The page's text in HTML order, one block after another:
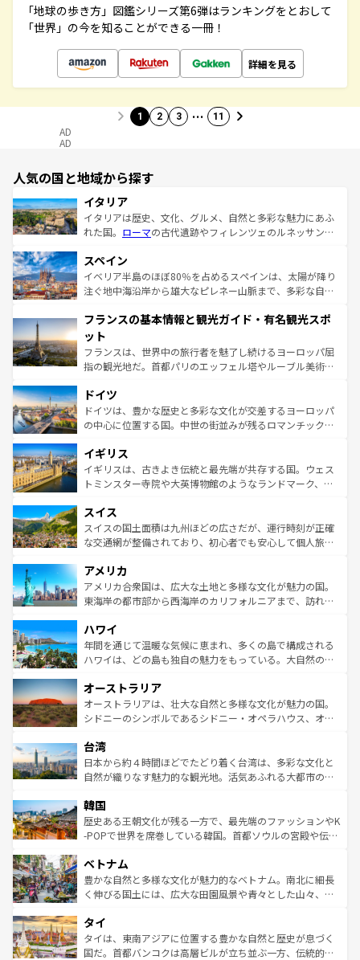
「地球の歩き方」図鑑シリーズ第6弾はランキングをとおして
「世界」の今を知ることができる一冊！
詳細を見る
1 2 3 … 11
AD
AD
人気の国と地域から探す
イタリア
イタリアは歴史、文化、グルメ、自然と多彩な魅力にあふ
れた国。 ローマの古代遺跡やフィレンツェのルネッサンス
ろん、トスカーナの美しい田園風景やアマルフィ海岸の絶
景など、自然景観も見逃せない。観光の合間には、本場の
ピザやパスタなど、絶品のイタリア料理を堪能することも
ませてくれるイタリアで、忘れられない旅をしてみよう！
なお、新着のイタリア情報は
しい。
スペイン
イベリア半島のほぼ80％を占めるスペインは、太陽が降り
注ぐ地中海沿岸から雄大なピレネー山脈まで、多彩な自然
文化が根付くこの国では、情熱的なフラメンコ、熱気あふ
れる闘牛、そして美味しいタパスが生活の一部となってい
る。首都マドリードの洗練された雰囲気や、バルセロナの
アートに溢れた街角から、地方では古代ローマ遺跡や中世
せる。地方によって風土や気候が異なるスペインはその個
性で訪れる人を魅了する。 なお、新着のスペイン情報は コ
ンテンツ一覧を参照してほしい。
フランスの基本情報と観光ガイド・有名観光スポ
ット
フランスは、世界中の旅行者を魅了し続けるヨーロッパ屈
指の観光地だ。首都パリのエッフェル塔やルーブル美術館
で、幅広い魅力が詰まっている。華麗な宮殿、歴史的な大
聖堂、美しいビーチ、そして豊かな自然が、訪れる者を心
から魅了する。また、フランスは美食の国としても知ら
いる。シャンパンの発祥地であるランス、プロヴァンスの
香り高いラベンダー畑など、多彩な楽しみ方が可能だ。さ
らに、パリ以外の地域にも魅力が溢れており、どの街角に
れる地方に足を運ぶとそれぞれで全く異なる文化を体験で
きるだろう。 なお、新着のフランス情報はコンテンツ一覧
を参照してほしい。
ドイツ
ドイツは、豊かな歴史と多彩な文化が交差するヨーロッパ
の中心に位置する国。中世の街並みが残るロマンチック街
顔を持つこの国は、どこを歩いても飽きることがない。ベ
ルリンの文化的活気、バイエルン州のアルプスの絶景、そ
してライン川沿いのワイン畑といった風景は必見。ビール
は、お酒好きな人にはぜひ体験してほしい。 なお、新着の
ドイツ情報はコンテンツ一覧を参照してほしい。
イギリス
イギリスは、古きよき伝統と最先端が共存する国。ウェス
トミンスター寺院や大英博物館のようなランドマーク、歴
リアごとに異なる魅力がある。また、優雅なアフタヌーン
ティー、ビール好きにはたまらない英国パブ、サッカー観
戦など、本場だからこそできる体験も豊富。イギリスを旅
ンツ一覧を参照してほしい。
スイス
スイスの国土面積は九州ほどの広さだが、運行時刻が正確
な交通網が整備されており、初心者でも安心して個人旅行
の建物がそのまま残る町や、スイスならではのユニークな
博物館もあり、アルプス観光だけでなく町歩きも満喫する
ことができる。国民の所得が高いため物価も高いが、旅行
ば市内交通費無料で観光を楽しむこともできる。 なお、新
着のスイス情報はコンテンツ一覧 を参照してほしい。
アメリカ
アメリカ合衆国は、広大な土地と多様な文化が魅力の国。
東海岸の都市部から西海岸のカリフォルニアまで、訪れる
のような巨大都市は、観光、ショッピング、エンターテイ
ンメントが詰まった刺激的なスポットだ。一方、アメリカ
西部には大自然が広がり、グランドキャニオンやイエロー
部のニューオーリンズでは、音楽と美食が融合した独特の
文化が魅力。旅行者はアメリカの各地域で異なる魅力を楽
しみながら、その多様性と豊かな歴史を感じることができ
ならではの贅沢な旅のスタイルだ。 なお、新着のアメリカ
情報はコンテンツ一覧を参照してほしい。
ハワイ
年間を通じて温暖な気候に恵まれ、多くの島で構成される
ハワイは、どの島も独自の魅力をもっている。大自然の神
ワイ島は見逃せない。また、定番の観光地といえばオアフ
島だが、静かな自然を求めるならマウイ島やカウアイ島が
おすすめ。エメラルドグリーンに輝く海をはじめ、豊かな
れるおもてなしの心で訪れる人々を迎えてくれるハワイの
人々、おいしいローカルフードやハワイアンミュージッ
ク、伝統的なフラダンスなど、すべてがハワイの魅力を彩
ワイを、存分に味わってほしい。 なお、新着のハワイ情報
はコンテンツ一覧を参照してほしい。
オーストラリア
オーストラリアは、壮大な自然と多様な文化が魅力の国。
シドニーのシンボルであるシドニー・オペラハウス、オー
リアリーフや大陸中央部にそびえるウルル（エアーズロッ
ク）、タスマニアの美しい原生林やケアンズの熱帯雨林な
ど、見どころがたくさん。また、カフェやワイン、オージ
いる。アクティビティも充実しており、サーフィンやダイ
ビング、ハイキングなど、アウトドア好きにはたまらな
い。オーストラリアの多彩な魅力を存分に味わいつくそ
参照してほしい。
台湾
日本から約４時間ほどでたどり着く台湾は、多彩な文化と
自然が織りなす魅力的な観光地。活気あふれる大都市の台
ン）、静ひつな山岳地帯である台湾東部など、都市の喧騒
と山間の静けさが共存しており、訪れる人に新しい発見と
驚きをもたらしてくれる。また、奥深い台湾の食文化も魅
容にもいいと評判のスイーツなど、バラエティ豊かな料理
が味わえる。 なお、新着の台湾情報は コンテンツ一覧を参
照してほしい。
韓国
歴史ある王朝文化が残る一方で、最先端のファッションやK
-POPで世界を席巻している韓国。首都ソウルの宮殿や伝統
き、地方に足を延ばせば四季折々の自然美を楽しむことが
できる。そして、キムチや焼肉、絶品のストリートフード
まで、さまざまな韓国料理が待っている。夜には、韓国な
リティに包まれながら、韓国の多彩な魅力を心ゆくまで味
わってみてほしい。 なお、新着の韓国情報はコンテンツ一
覧を参照してほしい。
ベトナム
豊かな自然と多様な文化が魅力的なベトナム。南北に細長
く伸びる国土には、広大な田園風景や青々とした山々、世
急速な発展と共に伝統が息づく。ハノイの古い町並みやホ
ーチミン市のフランス統治時代の建物も、独特の雰囲気を
醸し出している。また、バラエティの豊かさとおいしさで
タイ
タイは、東南アジアに位置する豊かな自然と歴史が息づく
国だ。首都バンコクは高層ビルが立ち並ぶ一方、伝統的な